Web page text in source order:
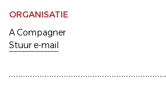
ORGANISATIE
A Compagner
Stuur e-mail